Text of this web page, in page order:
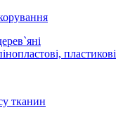
пластикові
тканин